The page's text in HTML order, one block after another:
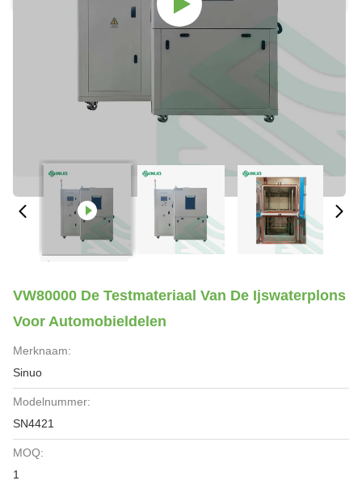
VW80000 De Testmateriaal Van De Ijswaterplons
Voor Automobieldelen
Merknaam:
Sinuo
Modelnummer:
SN4421
MOQ:
1